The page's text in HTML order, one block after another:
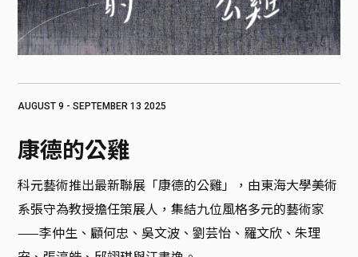
AUGUST 9 - SEPTEMBER 13 2025
康德的公雞
科元藝術推出最新聯展「康德的公雞」，由東海大學美術
系張守為教授擔任策展人，集結九位風格多元的藝術家
——李仲生、顧何忠、吳文波、劉芸怡、羅文欣、朱理